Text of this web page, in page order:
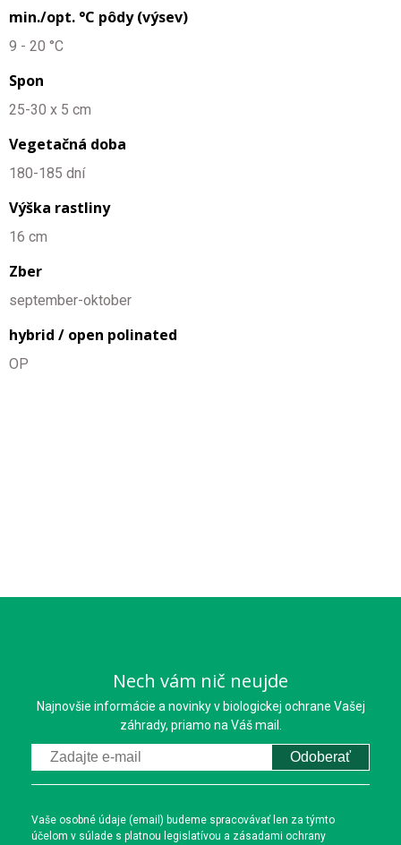
min./opt. °C pôdy (výsev)
9 - 20 °C
Spon
25-30 x 5 cm
Vegetačná doba
180-185 dní
Výška rastliny
16 cm
Zber
september-oktober
hybrid / open polinated
OP
Nech vám nič neujde
Najnovšie informácie a novinky v biologickej ochrane Vašej
záhrady, priamo na Váš mail.
Odoberať
Vaše osobné údaje (email) budeme spracovávať len za týmto
účelom v súlade s platnou legislatívou a zásadami ochrany